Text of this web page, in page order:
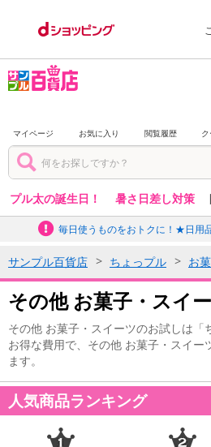
マイページ お気に入り 閲覧履歴
プル太の誕生日！ 暑さ日差し対策
毎日使うものをおトクに！★日用
サンプル百貨店 ちょっプル お
その他 お菓子・スイ
その他 お菓子・スイーツのお試しは「
お得な費用で、その他 お菓子・スイー
ます。
人気商品ランキング